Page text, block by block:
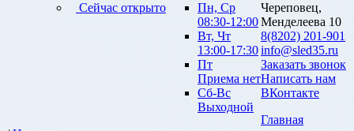
Сейчас открыто
Пн, Ср
08:30-12:00
Вт, Чт
13:00-17:30
Пт
Приема нет
Сб-Вс
Выходной
Череповец,
Менделеева 10
8(8202) 201-901
info@sled35.ru
Заказать звонок
Написать нам
ВКонтакте
Главная